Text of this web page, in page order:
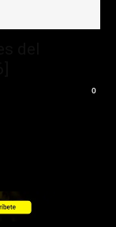
0